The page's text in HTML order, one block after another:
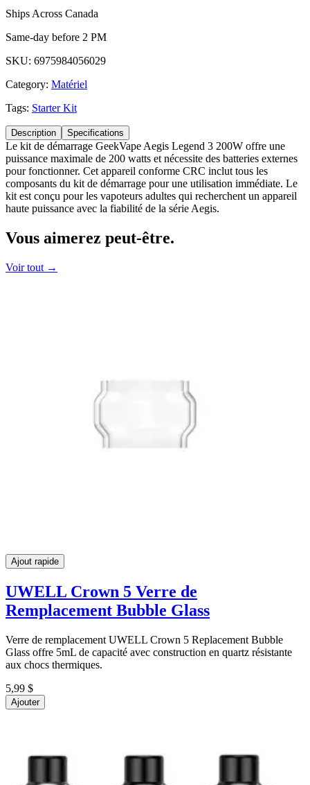
Ships Across Canada
Same-day before 2 PM
SKU: 6975984056029
Category: Matériel
Tags: Starter Kit
Description Specifications
Le kit de démarrage GeekVape Aegis Legend 3 200W offre une
puissance maximale de 200 watts et nécessite des batteries externes
pour fonctionner. Cet appareil conforme CRC inclut tous les
composants du kit de démarrage pour une utilisation immédiate. Le
kit est conçu pour les vapoteurs adultes qui recherchent un appareil
haute puissance avec la fiabilité de la série Aegis.
Vous aimerez peut-être.
Voir tout →
Ajout rapide
UWELL Crown 5 Verre de
Remplacement Bubble Glass
Verre de remplacement UWELL Crown 5 Replacement Bubble
Glass offre 5mL de capacité avec construction en quartz résistante
aux chocs thermiques.
5,99 $
Ajouter